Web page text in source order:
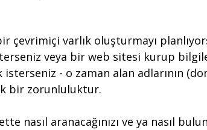
çevrimiçi varlık oluşturmayı
veya bir web sitesi kurup
- o zaman alan adlarının
bir zorunluluktur.
nasıl aranacağınızı ve ya nasıl